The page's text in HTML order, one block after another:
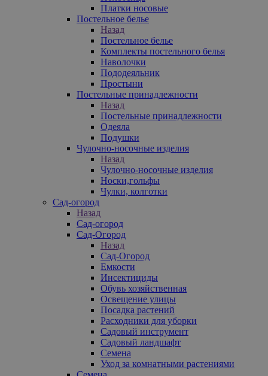
Платки носовые
Постельное белье
Назад
Постельное белье
Комплекты постельного белья
Наволочки
Пододеяльник
Простыни
Постельные принадлежности
Назад
Постельные принадлежности
Одеяла
Подушки
Чулочно-носочные изделия
Назад
Чулочно-носочные изделия
Носки,гольфы
Чулки, колготки
Сад-огород
Назад
Сад-огород
Сад-Огород
Назад
Сад-Огород
Емкости
Инсектициды
Обувь хозяйственная
Освещение улицы
Посадка растений
Расходники для уборки
Садовый инструмент
Садовый ландшафт
Семена
Уход за комнатными растениями